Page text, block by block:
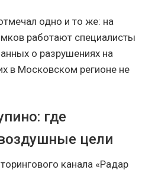
одно и то же: на
работают специалисты
о разрушениях на
в Московском регионе не
где
цели
канала «Радар